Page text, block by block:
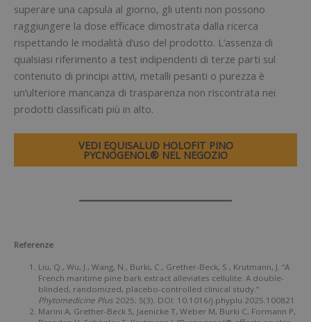
superare una capsula al giorno, gli utenti non possono
raggiungere la dose efficace dimostrata dalla ricerca
rispettando le modalità d’uso del prodotto. L’assenza di
qualsiasi riferimento a test indipendenti di terze parti sul
contenuto di principi attivi, metalli pesanti o purezza è
un’ulteriore mancanza di trasparenza non riscontrata nei
prodotti classificati più in alto.
VEDI EQUISALUD HOLOFIT PINO
PYCNOGENOL® NEL NEGOZIO
Referenze
Liu, Q., Wu, J., Wang, N., Burki, C., Grether-Beck, S., Krutmann, J. “A
French maritime pine bark extract alleviates cellulite: A double-
blinded, randomized, placebo-controlled clinical study.”
Phytomedicine Plus 2025; 5(3). DOI: 10.1016/j.phyplu.2025.100821
Marini A, Grether-Beck S, Jaenicke T, Weber M, Burki C, Formann P,